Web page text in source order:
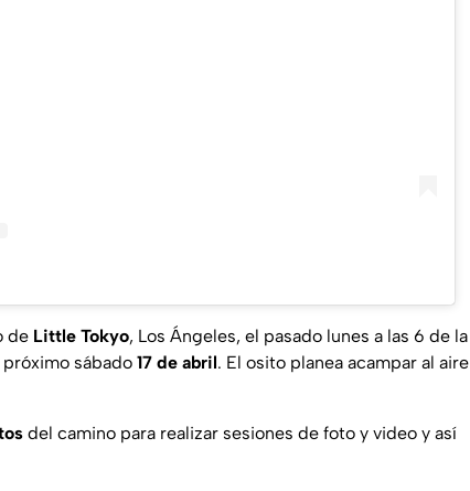
de Little Tokyo, Los Ángeles, el pasado lunes a las 6 de la
sábado 17 de abril. El osito planea acampar al aire
del camino para realizar sesiones de foto y video y así